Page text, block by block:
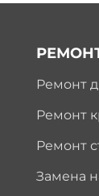
Ремонт
Ремонт
Ремонт
Замена